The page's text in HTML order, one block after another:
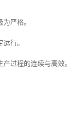
严格。
行。
过程的连续与高效。